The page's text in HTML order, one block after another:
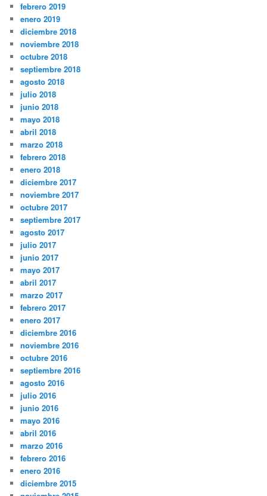
febrero 2019
enero 2019
diciembre 2018
noviembre 2018
octubre 2018
septiembre 2018
agosto 2018
julio 2018
junio 2018
mayo 2018
abril 2018
marzo 2018
febrero 2018
enero 2018
diciembre 2017
noviembre 2017
octubre 2017
septiembre 2017
agosto 2017
julio 2017
junio 2017
mayo 2017
abril 2017
marzo 2017
febrero 2017
enero 2017
diciembre 2016
noviembre 2016
octubre 2016
septiembre 2016
agosto 2016
julio 2016
junio 2016
mayo 2016
abril 2016
marzo 2016
febrero 2016
enero 2016
diciembre 2015